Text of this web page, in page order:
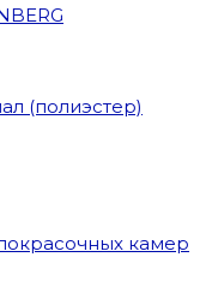
(полиэстер)
камер